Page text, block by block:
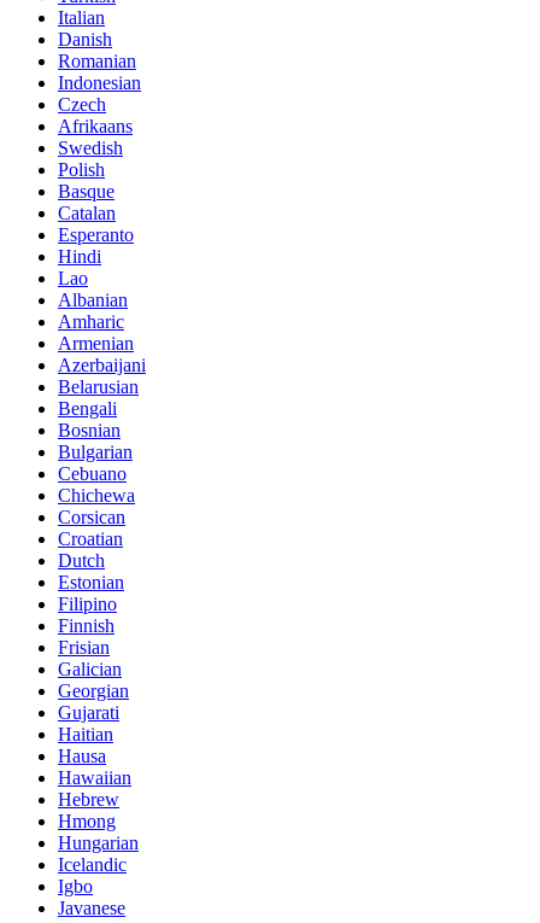
Italian
Danish
Romanian
Indonesian
Czech
Afrikaans
Swedish
Polish
Basque
Catalan
Esperanto
Hindi
Lao
Albanian
Amharic
Armenian
Azerbaijani
Belarusian
Bengali
Bosnian
Bulgarian
Cebuano
Chichewa
Corsican
Croatian
Dutch
Estonian
Filipino
Finnish
Frisian
Galician
Georgian
Gujarati
Haitian
Hausa
Hawaiian
Hebrew
Hmong
Hungarian
Icelandic
Igbo
Javanese